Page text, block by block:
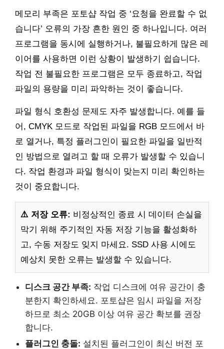
메모리 부족은 포토샵 작업 중 ‘요청을 완료할 수 없
습니다’ 오류의 가장 흔한 원인 중 하나입니다. 여러
프로그램을 동시에 실행하거나, 불필요하게 많은 레
이어를 사용하면 이런 상황이 발생하기 쉽습니다.
작업 전 불필요한 프로그램은 모두 종료하고, 작업
파일의 용량을 미리 파악하는 것이 좋습니다.
파일 형식 호환성 문제도 자주 발생합니다. 예를 들
어, CMYK 모드로 작업된 파일을 RGB 모드에서 바
로 열거나, 특정 플러그인이 필요한 파일을 일반적
인 방법으로 열려고 할 때 오류가 발생할 수 있습니
다. 작업 환경과 파일 형식이 맞는지 미리 확인하는
것이 중요합니다.
⚠️ 저장 오류: 비정상적인 종료 시 데이터 손실을
막기 위해 주기적인 자동 저장 기능을 활성화하
고, 수동 저장도 잊지 마세요. SSD 사용 시에도
예상치 못한 오류는 발생할 수 있습니다.
디스크 공간 부족: 작업 디스크에 여유 공간이 충
분한지 확인하세요. 포토샵은 임시 파일을 저장
하므로 최소 20GB 이상 여유 공간 확보를 권장
합니다.
플러그인 충돌: 설치된 플러그인이 최신 버전 포